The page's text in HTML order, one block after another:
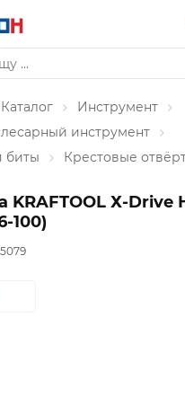
Каталог
Инструмент
инструмент
биты
Крестовые
KRAFTOOL Х-Drive
100)